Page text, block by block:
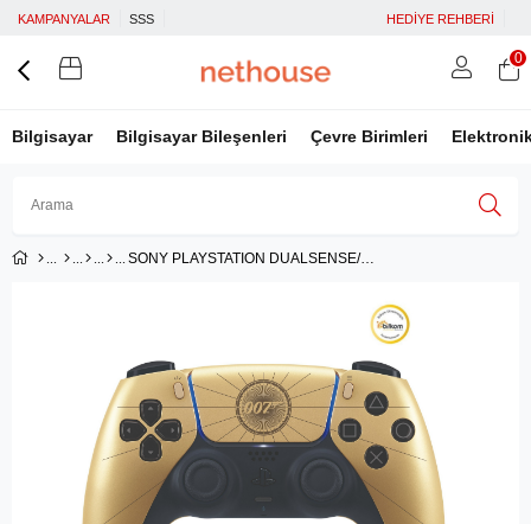
KAMPANYALAR SSS HEDİYE REHBERİ
Bilgisayar Bilgisayar Bileşenleri Çevre Birimleri
Google İle Bağlan
0
SONY PLAYSTATION DUALSENSE/BOND 007 LE (BİLKOM GARANTİLİ)